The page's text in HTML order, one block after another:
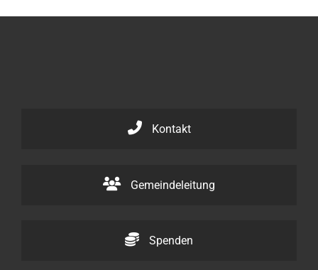
Kontakt
Gemeindeleitung
Spenden